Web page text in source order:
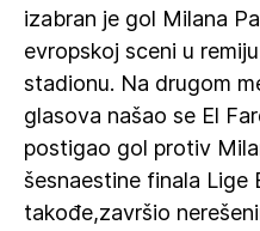
izabran je gol Milana
evropskoj sceni u
stadionu. Na drugom
glasova našao se El
postigao gol protiv
šesnaestine finala Lige
takođe,završio